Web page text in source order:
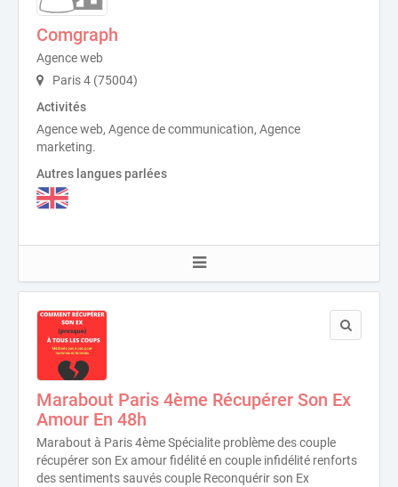
Comgraph
Agence web
Paris 4 (75004)
Activités
Agence web, Agence de communication, Agence
marketing.
Autres langues parlées
Marabout Paris 4ème Récupérer Son Ex
Amour En 48h
Marabout à Paris 4ème Spécialite problème des couple
récupérer son Ex amour fidélité en couple infidélité renforts
des sentiments sauvés couple Reconquérir son Ex